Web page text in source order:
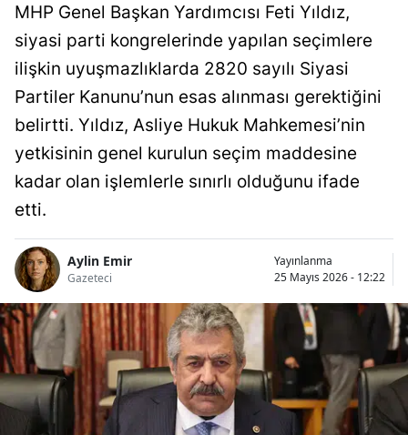
MHP Genel Başkan Yardımcısı Feti Yıldız,
siyasi parti kongrelerinde yapılan seçimlere
ilişkin uyuşmazlıklarda 2820 sayılı Siyasi
Partiler Kanunu’nun esas alınması gerektiğini
belirtti. Yıldız, Asliye Hukuk Mahkemesi’nin
yetkisinin genel kurulun seçim maddesine
kadar olan işlemlerle sınırlı olduğunu ifade
etti.
Aylin Emir
Gazeteci
Yayınlanma
25 Mayıs 2026 - 12:22